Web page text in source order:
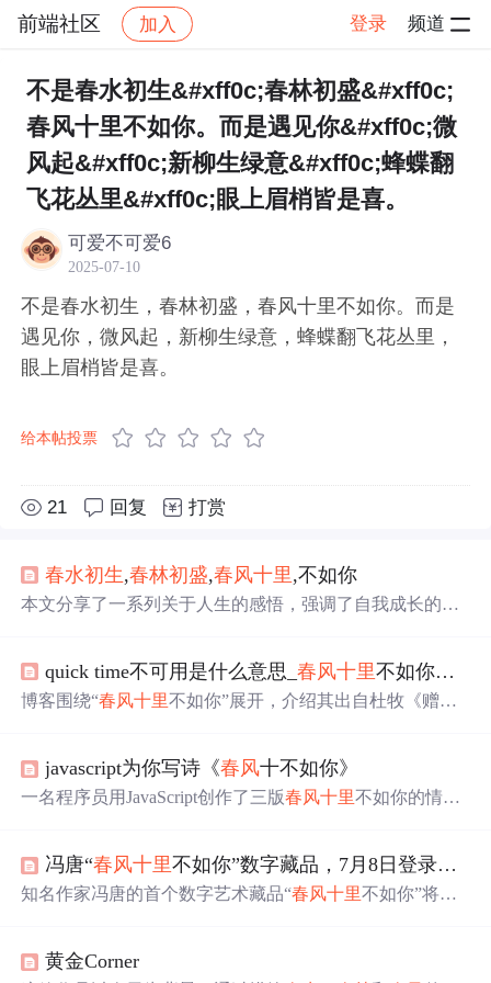
前端社区 加入 登录 频道
社区 前端社区 感慨 帖子详情
不是春水初生&#xff0c;春林初盛&#xff0c;
春风十里不如你。而是遇见你&#xff0c;微
风起&#xff0c;新柳生绿意&#xff0c;蜂蝶翻
飞花丛里&#xff0c;眼上眉梢皆是喜。
可爱不可爱6
2025-07-10
不是春水初生，春林初盛，春风十里不如你。而是
遇见你，微风起，新柳生绿意，蜂蝶翻飞花丛里，
眼上眉梢皆是喜。
给本帖投票
21 回复 打赏
春水初生,春林初盛,春风十里,不如你
本文分享了一系列关于人生的感悟，强调了自我成长的重
quick time不可用是什么意思_春风十里不如你，用了什么典故，是什么意思？
博客围绕“春风十里不如你”展开，介绍其出自杜牧《赠别
春偶像剧，体现了唐诗宋词对后人的影响力。
javascript为你写诗《春风十不如你》
一名程序员用JavaScript创作了三版春风十里不如你的情
冯唐“春风十里不如你”数字藏品，7月8日登录希壤！
知名作家冯唐的首个数字艺术藏品“春风十里不如你”将于7
模态形式展示。
黄金Corner